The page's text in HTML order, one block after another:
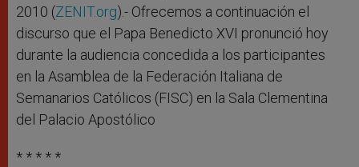
2010 (ZENIT.org).- Ofrecemos a continuación el
discurso que el Papa Benedicto XVI pronunció hoy
durante la audiencia concedida a los participantes
en la Asamblea de la Federación Italiana de
Semanarios Católicos (FISC) en la Sala Clementina
del Palacio Apostólico
* * * * *